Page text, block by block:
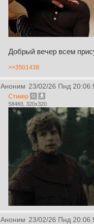
Добрый вечер всем
>>3501438
Аноним 23/02/26 Пнд
Стикер
584Кб, 320x320
Аноним 23/02/26 Пнд